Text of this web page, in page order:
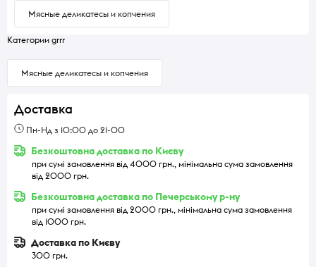
Мясные деликатесы и копчения
Категории grrr
Мясные деликатесы и копчения
Доставка
Пн-Нд з 10:00 до 21-00
Безкоштовна доставка по Києву
при сумі замовлення від 4000 грн., мінімальна сума замовлення
від 2000 грн.
Безкоштовна доставка по Печерському р-ну
при сумі замовлення від 2000 грн., мінімальна сума замовлення
від 1000 грн.
Доставка по Києву
300 грн.